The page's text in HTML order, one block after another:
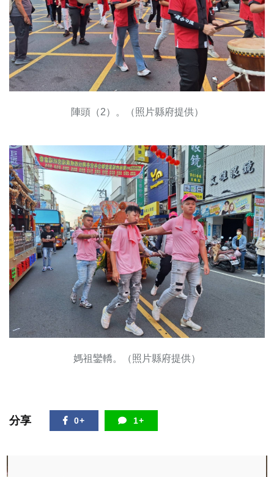
陣頭（2）。（照片縣府提供）
媽祖鑾轎。（照片縣府提供）
分享 0+ 1+